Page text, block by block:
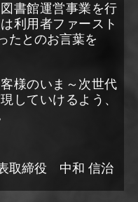
書館運営事業を行
利用者ファースト
たとのお言葉を
様のいま～次世代
していけるよう、
和 信治